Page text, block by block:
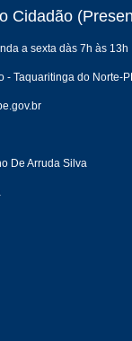
Cidadão
a sexta dàs 7h às 13h
- Taquaritinga do Norte-
De Arruda Silva